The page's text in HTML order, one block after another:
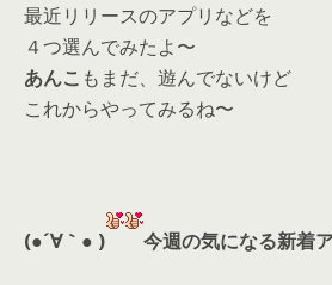
最近リリースのアプリなどを
４つ選んでみたよ〜
あんこ もまだ、遊んでないけど
これからやってみるね〜
(●´∀｀● ) 今週の気になる新着